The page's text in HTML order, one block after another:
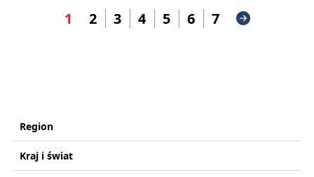
1 2 3 4 5 6 7
Region
Kraj i świat